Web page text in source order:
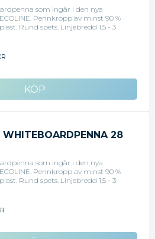
som ingår i den nya
Pennkropp av minst 90 %
Rund spets. Linjebredd 1,5 - 3
WHITEBOARDPENNA 28
som ingår i den nya
Pennkropp av minst 90 %
Rund spets. Linjebredd 1,5 - 3